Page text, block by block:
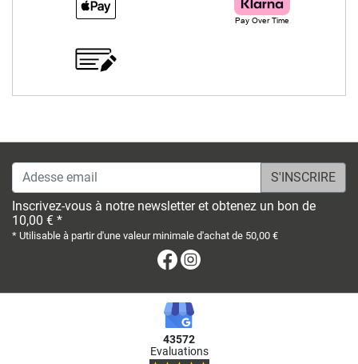
Adesse email
Inscrivez-vous à notre newsletter et obtenez un bon de
10,00 € *
* Utilisable à partir d'une valeur minimale d'achat de 50,00 €
Facebook
43572
Evaluations